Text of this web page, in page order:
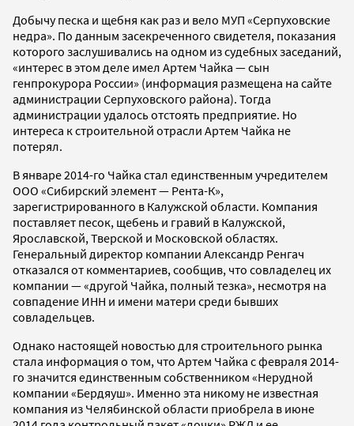
Добычу песка и щебня как раз и вело МУП «Серпуховские
недра». По данным засекреченного свидетеля, показания
которого заслушивались на одном из судебных заседаний,
«интерес в этом деле имел Артем Чайка — сын
генпрокурора России» (информация размещена на сайте
администрации Серпуховского района). Тогда
администрации удалось отстоять предприятие. Но
интереса к строительной отрасли Артем Чайка не
потерял.
В январе 2014-го Чайка стал единственным учредителем
ООО «Сибирский элемент — Рента-К»,
зарегистрированного в Калужской области. Компания
поставляет песок, щебень и гравий в Калужской,
Ярославской, Тверской и Московской областях.
Генеральный директор компании Александр Ренгач
отказался от комментариев, сообщив, что совладелец их
компании — «другой Чайка, полный тезка», несмотря на
совпадение ИНН и имени матери среди бывших
совладельцев.
Однако настоящей новостью для строительного рынка
стала информация о том, что Артем Чайка с февраля 2014-
го значится единственным собственником «Нерудной
компании «Бердяуш». Именно эта никому не известная
компания из Челябинской области приобрела в июне